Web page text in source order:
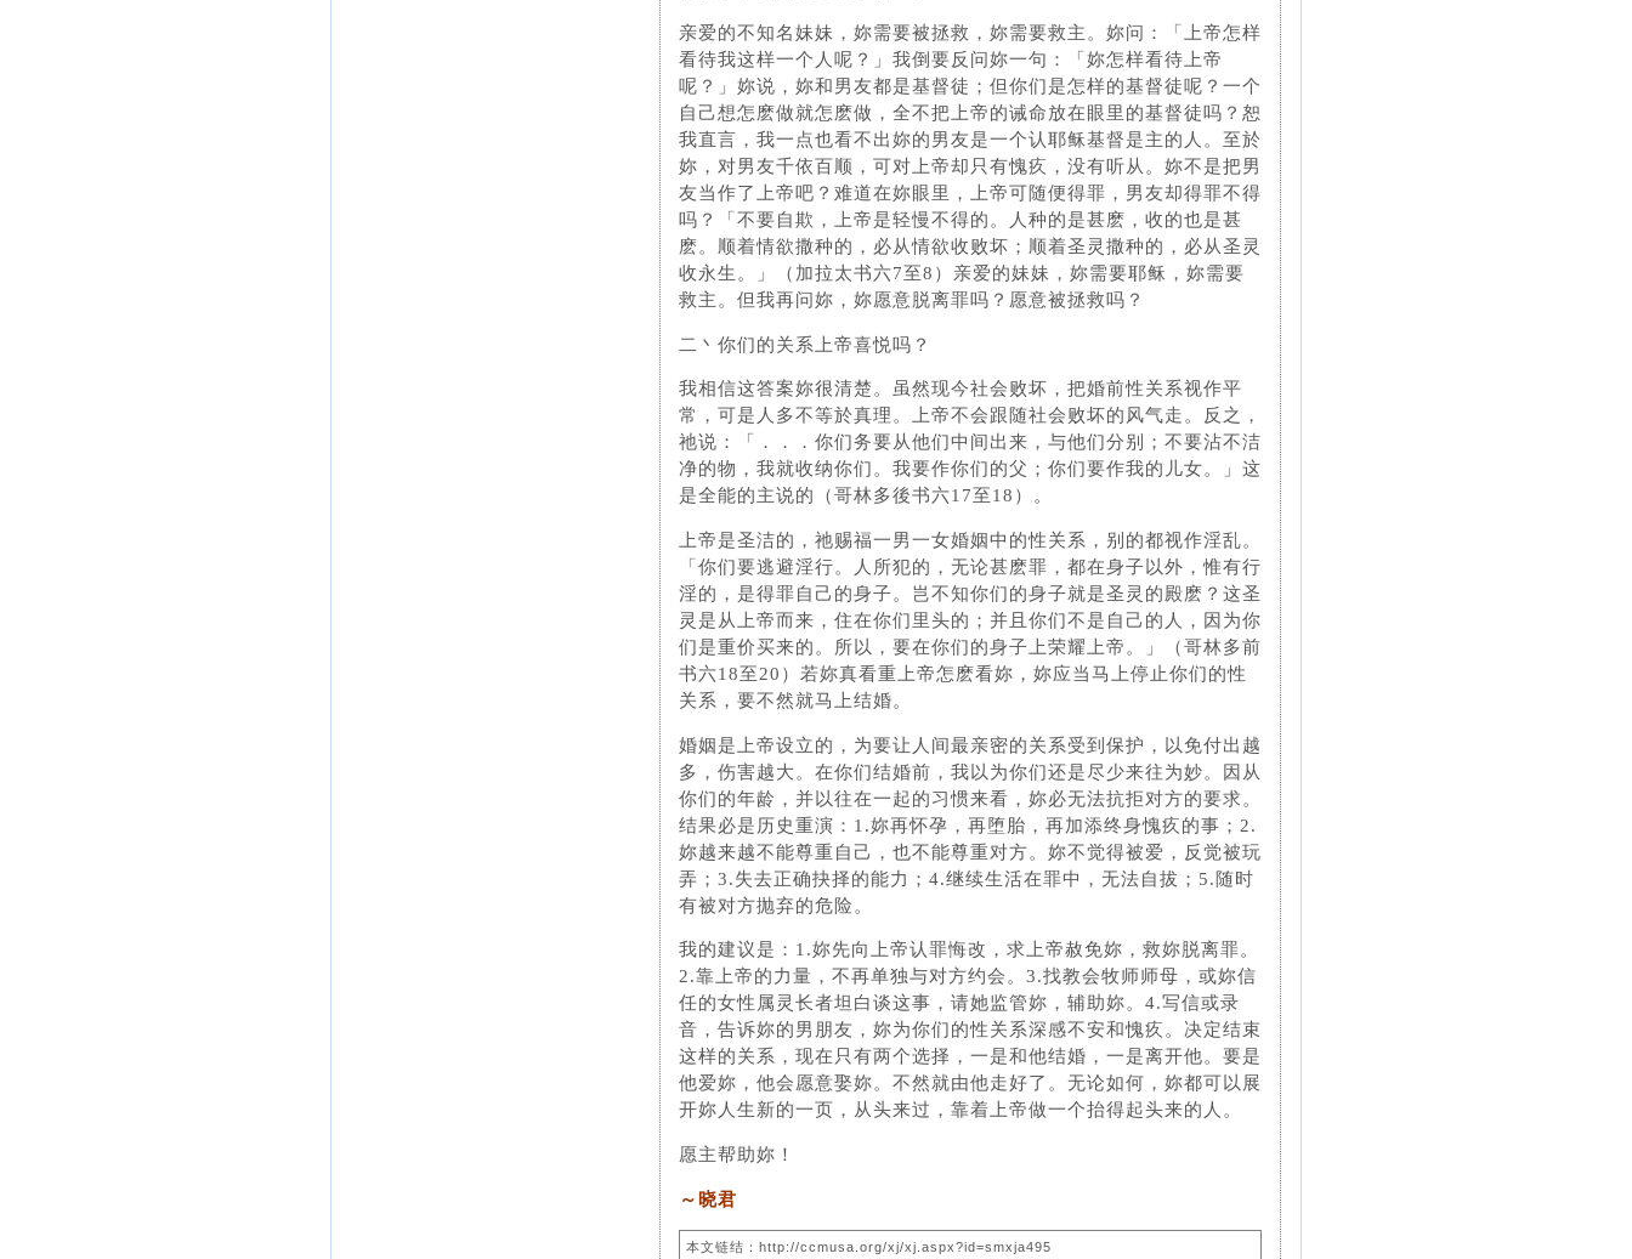
亲爱的不知名妹妹，妳需要被拯救，妳需要救主。妳问：「上帝怎样
看待我这样一个人呢？」我倒要反问妳一句：「妳怎样看待上帝
呢？」妳说，妳和男友都是基督徒；但你们是怎样的基督徒呢？一个
自己想怎麽做就怎麽做，全不把上帝的诫命放在眼里的基督徒吗？恕
我直言，我一点也看不出妳的男友是一个认耶稣基督是主的人。至於
妳，对男友千依百顺，可对上帝却只有愧疚，没有听从。妳不是把男
友当作了上帝吧？难道在妳眼里，上帝可随便得罪，男友却得罪不得
吗？「不要自欺，上帝是轻慢不得的。人种的是甚麽，收的也是甚
麽。顺着情欲撒种的，必从情欲收败坏；顺着圣灵撒种的，必从圣灵
收永生。」（加拉太书六7至8）亲爱的妹妹，妳需要耶稣，妳需要
救主。但我再问妳，妳愿意脱离罪吗？愿意被拯救吗？
二丶你们的关系上帝喜悦吗？
我相信这答案妳很清楚。虽然现今社会败坏，把婚前性关系视作平
常，可是人多不等於真理。上帝不会跟随社会败坏的风气走。反之，
祂说：「．．．你们务要从他们中间出来，与他们分别；不要沾不洁
净的物，我就收纳你们。我要作你们的父；你们要作我的儿女。」这
是全能的主说的（哥林多後书六17至18）。
上帝是圣洁的，祂赐福一男一女婚姻中的性关系，别的都视作淫乱。
「你们要逃避淫行。人所犯的，无论甚麽罪，都在身子以外，惟有行
淫的，是得罪自己的身子。岂不知你们的身子就是圣灵的殿麽？这圣
灵是从上帝而来，住在你们里头的；并且你们不是自己的人，因为你
们是重价买来的。所以，要在你们的身子上荣耀上帝。」（哥林多前
书六18至20）若妳真看重上帝怎麽看妳，妳应当马上停止你们的性
关系，要不然就马上结婚。
婚姻是上帝设立的，为要让人间最亲密的关系受到保护，以免付出越
多，伤害越大。在你们结婚前，我以为你们还是尽少来往为妙。因从
你们的年龄，并以往在一起的习惯来看，妳必无法抗拒对方的要求。
结果必是历史重演：1.妳再怀孕，再堕胎，再加添终身愧疚的事；2.
妳越来越不能尊重自己，也不能尊重对方。妳不觉得被爱，反觉被玩
弄；3.失去正确抉择的能力；4.继续生活在罪中，无法自拔；5.随时
有被对方抛弃的危险。
我的建议是：1.妳先向上帝认罪悔改，求上帝赦免妳，救妳脱离罪。
2.靠上帝的力量，不再单独与对方约会。3.找教会牧师师母，或妳信
任的女性属灵长者坦白谈这事，请她监管妳，辅助妳。4.写信或录
音，告诉妳的男朋友，妳为你们的性关系深感不安和愧疚。决定结束
这样的关系，现在只有两个选择，一是和他结婚，一是离开他。要是
他爱妳，他会愿意娶妳。不然就由他走好了。无论如何，妳都可以展
开妳人生新的一页，从头来过，靠着上帝做一个抬得起头来的人。
愿主帮助妳！
～晓君
本文链结：http://ccmusa.org/xj/xj.aspx?id=smxja495